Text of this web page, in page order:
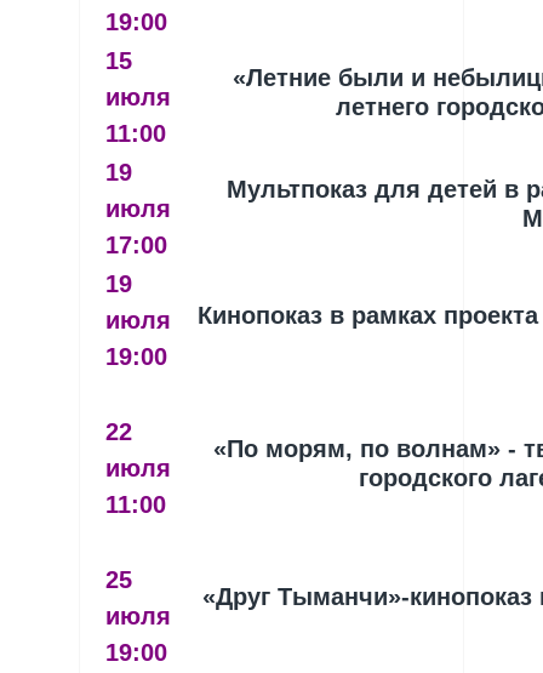
19:00
15
июля
11:00
«Летние были и
летнего
19
июля
17:00
Мультпоказ для детей в
19
июля
19:00
Кинопоказ в рамках
22
июля
11:00
«По морям, по волнам» -
городского
25
июля
19:00
«Друг Тыманчи»-